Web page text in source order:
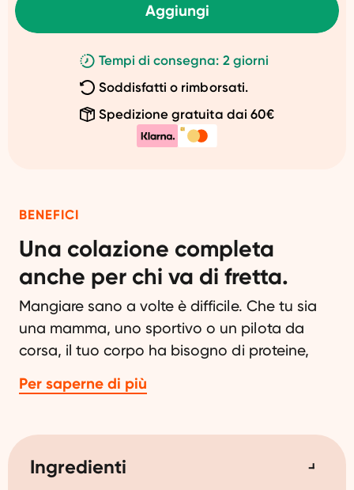
Aggiungi
Tempi di consegna: 2 giorni
Soddisfatti o rimborsati.
Spedizione gratuita dai 60€
BENEFICI
Una colazione completa
anche per chi va di fretta.
Mangiare sano a volte è difficile. Che tu sia
una mamma, uno sportivo o un pilota da
corsa, il tuo corpo ha bisogno di proteine,
con il frullato completo e più gustoso per la
risparmia tempo ed energia per cose più
divertenti.
Per saperne di più
Ingredienti